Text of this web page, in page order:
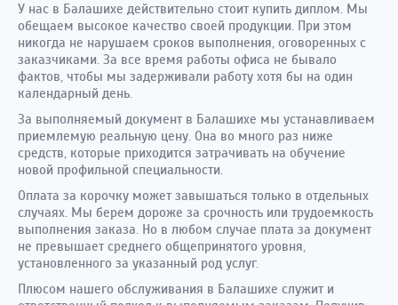
У нас в Балашихе действительно стоит купить диплом. Мы
обещаем высокое качество своей продукции. При этом
никогда не нарушаем сроков выполнения, оговоренных с
заказчиками. За все время работы офиса не бывало
фактов, чтобы мы задерживали работу хотя бы на один
календарный день.
За выполняемый документ в Балашихе мы устанавливаем
приемлемую реальную цену. Она во много раз ниже
средств, которые приходится затрачивать на обучение
новой профильной специальности.
Оплата за корочку может завышаться только в отдельных
случаях. Мы берем дороже за срочность или трудоемкость
выполнения заказа. Но в любом случае плата за документ
не превышает среднего общепринятого уровня,
установленного за указанный род услуг.
Плюсом нашего обслуживания в Балашихе служит и